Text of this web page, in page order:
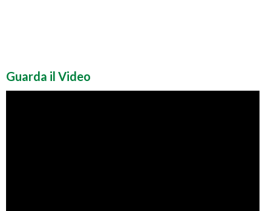
Guarda il Video